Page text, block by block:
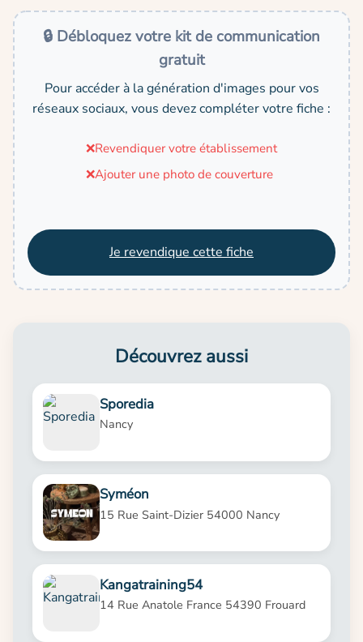
🔒 Débloquez votre kit de communication
gratuit
Pour accéder à la génération d'images pour vos
réseaux sociaux, vous devez compléter votre fiche :
❌Revendiquer votre établissement
❌Ajouter une photo de couverture
Je revendique cette fiche
Découvrez aussi
Sporedia
Nancy
Syméon
15 Rue Saint-Dizier 54000 Nancy
Kangatraining54
14 Rue Anatole France 54390 Frouard